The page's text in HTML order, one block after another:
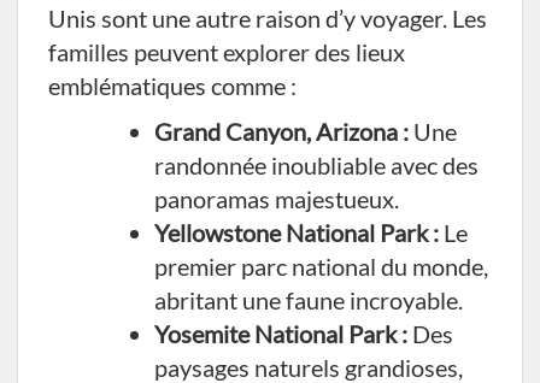
Unis sont une autre raison d’y voyager. Les
familles peuvent explorer des lieux
emblématiques comme :
Grand Canyon, Arizona : Une
randonnée inoubliable avec des
panoramas majestueux.
Yellowstone National Park : Le
premier parc national du monde,
abritant une faune incroyable.
Yosemite National Park : Des
paysages naturels grandioses,